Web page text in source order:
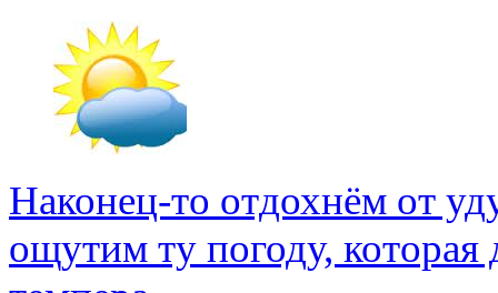
Наконец-то отдохнём от
ощутим ту погоду, которая